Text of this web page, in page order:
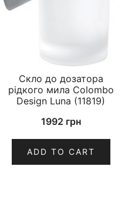
Скло до дозатора
рідкого мила Colombo
Design Luna (11819)
1992 грн
ADD TO CART